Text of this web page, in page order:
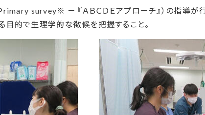
survey※ － 『ＡＢＣＤＥアプローチ』）の指導が
的で生理学的な徴候を把握すること。